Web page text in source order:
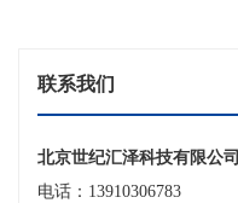
联系我们
北京世纪汇泽科技有限公司
电话：13910306783